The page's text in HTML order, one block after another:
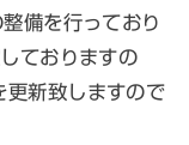
備を行っており
ておりますの
更新致しますので